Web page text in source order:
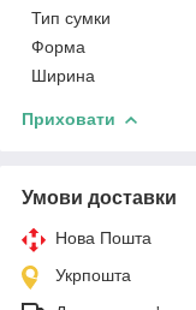
Тип сумки
Форма
Ширина
Приховати
Умови доставки
Нова Пошта
Укрпошта